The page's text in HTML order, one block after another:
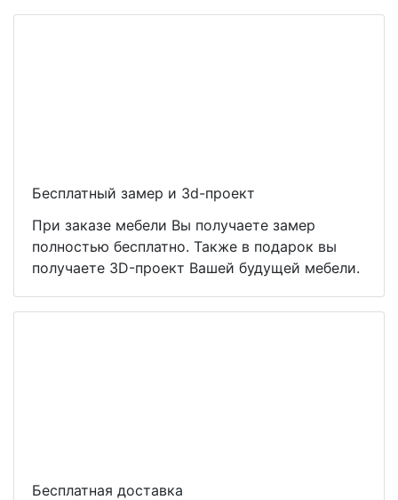
Бесплатный замер и 3d-проект
При заказе мебели Вы получаете замер
полностью бесплатно. Также в подарок вы
получаете 3D-проект Вашей будущей мебели.
Бесплатная доставка